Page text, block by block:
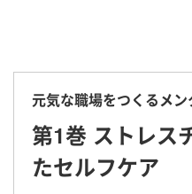
元気な職場をつくるメン
第1巻 ストレス
たセルフケア